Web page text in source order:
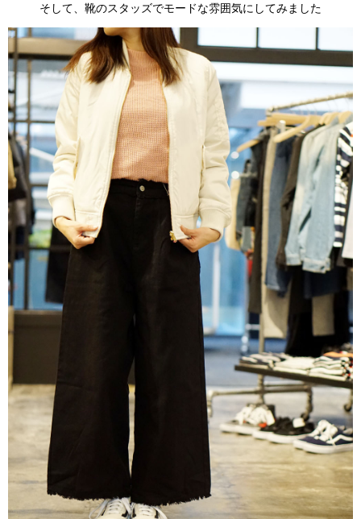
そして、靴のスタッズでモードな雰囲気にしてみました